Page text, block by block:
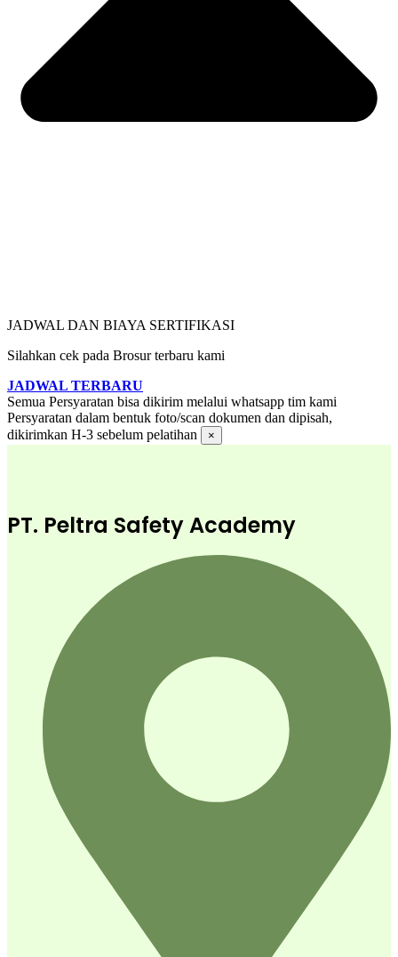
JADWAL DAN BIAYA SERTIFIKASI
Silahkan cek pada Brosur terbaru kami
JADWAL TERBARU
Semua Persyaratan bisa dikirim melalui whatsapp tim kami
Persyaratan dalam bentuk foto/scan dokumen dan dipisah,
dikirimkan H-3 sebelum pelatihan
×
PT. Peltra Safety Academy